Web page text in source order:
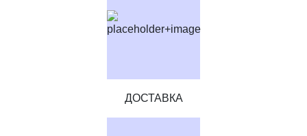
ДОСТАВКА